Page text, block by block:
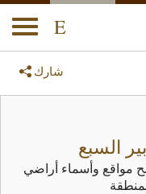
E
شارك
السبع
مواقع وأسماء أراضي